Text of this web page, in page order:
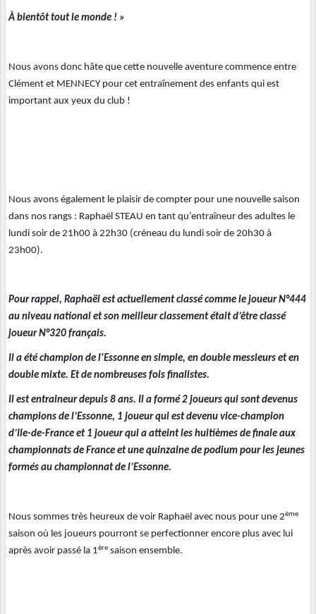
À bientôt tout le monde ! »
Nous avons donc hâte que cette nouvelle aventure commence entre
Clément et MENNECY pour cet entraînement des enfants qui est
important aux yeux du club !
Nous avons également le plaisir de compter pour une nouvelle saison
dans nos rangs : Raphaël STEAU en tant qu’entraîneur des adultes le
lundi soir de 21h00 à 22h30 (créneau du lundi soir de 20h30 à
23h00).
Pour rappel, Raphaël est actuellement classé comme le joueur N°444
au niveau national et son meilleur classement était d’être classé
joueur N°320 français.
Il a été champion de l'Essonne en simple, en double messieurs et en
double mixte. Et de nombreuses fois finalistes.
Il est entraineur depuis 8 ans. Il a formé 2 joueurs qui sont devenus
champions de l’Essonne, 1 joueur qui est devenu vice-champion
d’Ile-de-France et 1 joueur qui a atteint les huitièmes de finale aux
championnats de France et une quinzaine de podium pour les jeunes
formés au championnat de l’Essonne.
Nous sommes très heureux de voir Raphaël avec nous pour une 2ème
saison où les joueurs pourront se perfectionner encore plus avec lui
après avoir passé la 1ère saison ensemble.